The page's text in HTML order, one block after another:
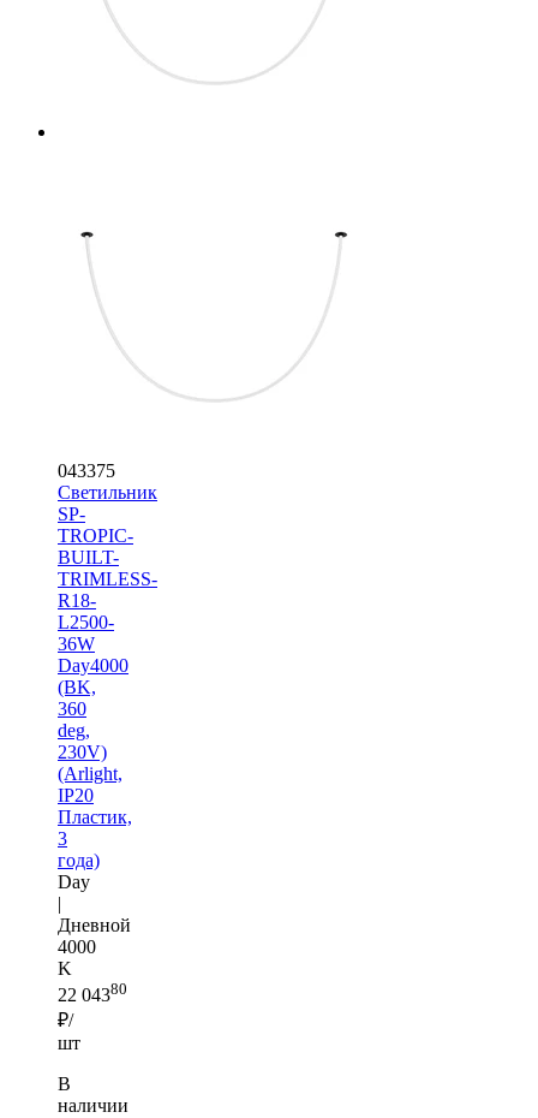
043375
Светильник
SP-
TROPIC-
BUILT-
TRIMLESS-
R18-
L2500-
36W
Day4000
(BK,
360
deg,
230V)
(Arlight,
IP20
Пластик,
3
года)
Day
|
Дневной
4000
K
22 04380
₽/
шт
В
наличии